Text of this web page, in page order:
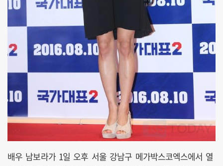
배우 남보라가 1일 오후 서울 강남구 메가박스코엑스에서 열